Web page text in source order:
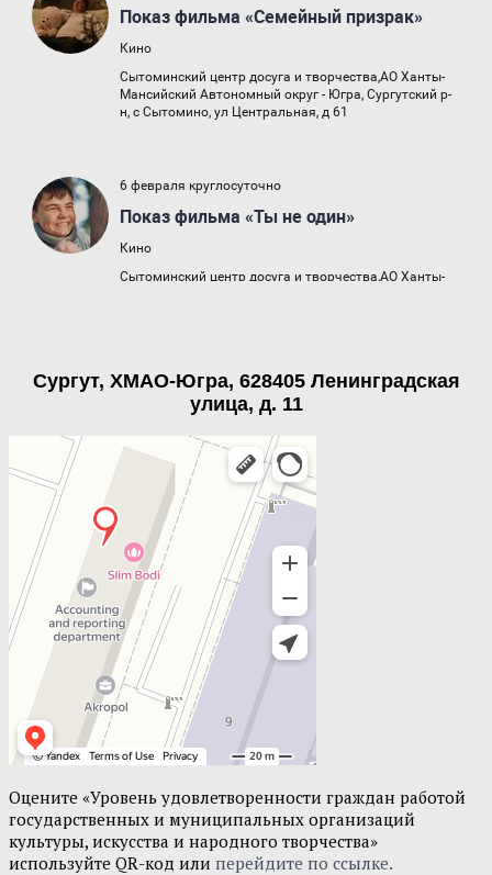
Сургут, ХМАО-Югра, 628405 Ленинградская
улица, д. 11
Оцените «Уровень удовлетворенности граждан работой
государственных и муниципальных организаций
культуры, искусства и народного творчества»
используйте QR-код или перейдите по ссылке.